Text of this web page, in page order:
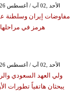
GMT 17:27 2026 الأحد ,02 آب / أغسطس
مفاوضات إيران وسلطنة
هرمز في مراحلها
GMT 10:58 2026 الأحد ,02 آب / أغسطس
ولي العهد السعودي
يبحثان هاتفياً تطورات